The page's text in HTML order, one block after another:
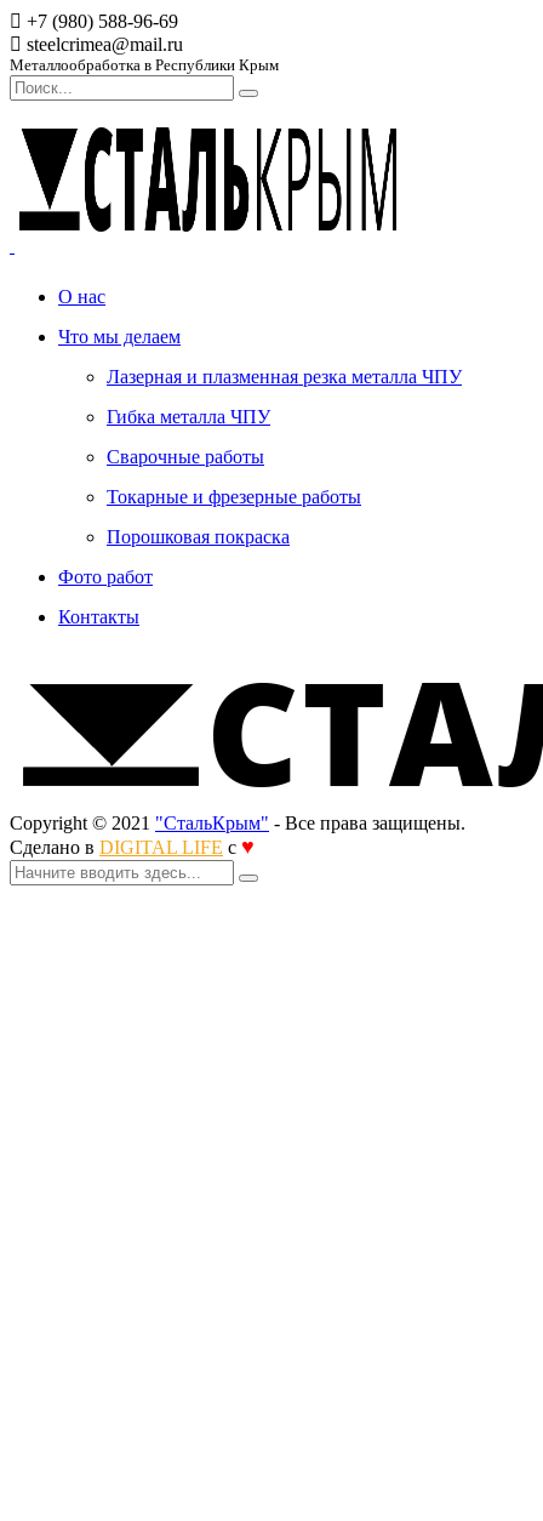
+7 (980) 588-96-69
steelcrimea@mail.ru
Металлообработка в Республики Крым
О нас
Что мы делаем
Лазерная и плазменная резка металла ЧПУ
Гибка металла ЧПУ
Сварочные работы
Токарные и фрезерные работы
Порошковая покраска
Фото работ
Контакты
Copyright © 2021 "СтальКрым" - Все права защищены.
Сделано в DIGITAL LIFE с ♥